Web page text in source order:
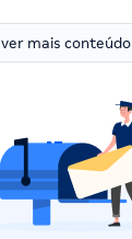
ver mais conteúdo